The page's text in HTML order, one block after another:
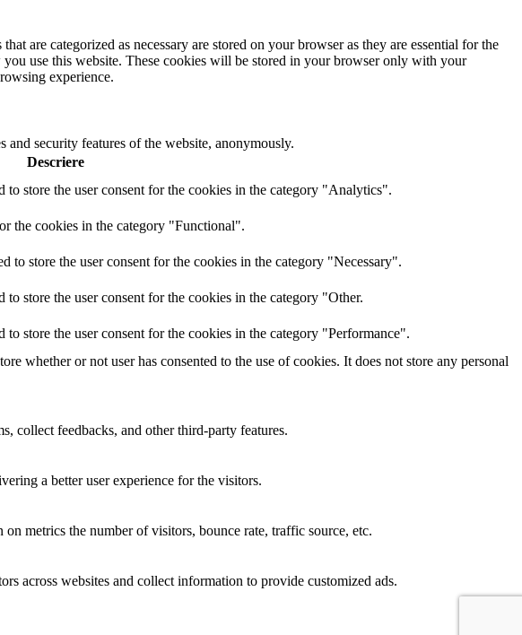
are categorized as necessary are stored on your browser as they are essential for the
use this website. These cookies will be stored in your browser only with your
experience.
and security features of the website, anonymously.
Descriere
store the user consent for the cookies in the category "Analytics".
the cookies in the category "Functional".
store the user consent for the cookies in the category "Necessary".
store the user consent for the cookies in the category "Other.
store the user consent for the cookies in the category "Performance".
whether or not user has consented to the use of cookies. It does not store any personal
collect feedbacks, and other third-party features.
a better user experience for the visitors.
metrics the number of visitors, bounce rate, traffic source, etc.
across websites and collect information to provide customized ads.